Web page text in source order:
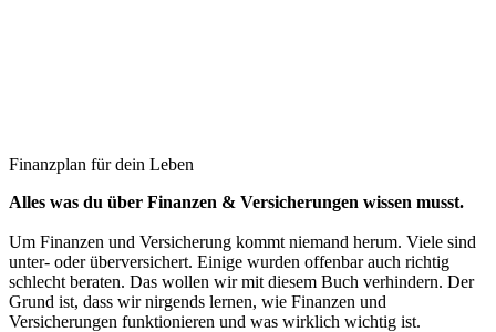
Finanzplan für dein Leben
Alles was du über Finanzen & Versicherungen wissen musst.
Um Finanzen und Versicherung kommt niemand herum. Viele sind
unter- oder überversichert. Einige wurden offenbar auch richtig
schlecht beraten. Das wollen wir mit diesem Buch verhindern. Der
Grund ist, dass wir nirgends lernen, wie Finanzen und
Versicherungen funktionieren und was wirklich wichtig ist.